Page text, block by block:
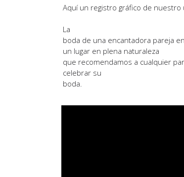
Aquí un registro gráfico de nuestro
La
boda de una encantadora pareja
un lugar en plena naturaleza
que recomendamos a cualquier
celebrar su
boda.